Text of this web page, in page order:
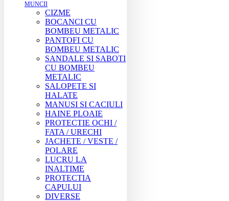
MUNCII
CIZME
BOCANCI CU
BOMBEU METALIC
PANTOFI CU
BOMBEU METALIC
SANDALE SI SABOTI
CU BOMBEU
METALIC
SALOPETE SI
HALATE
MANUSI SI CACIULI
HAINE PLOAIE
PROTECTIE OCHI /
FATA / URECHI
JACHETE / VESTE /
POLARE
LUCRU LA
INALTIME
PROTECTIA
CAPULUI
DIVERSE